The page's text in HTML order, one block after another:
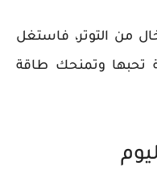
من التوتر، فاستغل
تحبها وتمنحك طاقة